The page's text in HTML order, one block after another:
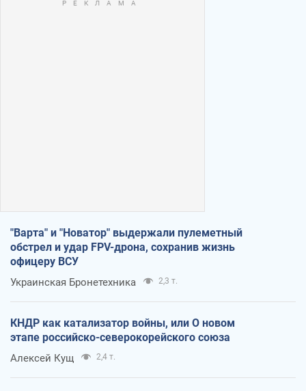
"Варта" и "Новатор" выдержали пулеметный
обстрел и удар FPV-дрона, сохранив жизнь
офицеру ВСУ
Украинская Бронетехника 2,3 т.
КНДР как катализатор войны, или О новом
этапе российско-северокорейского союза
Алексей Кущ 2,4 т.